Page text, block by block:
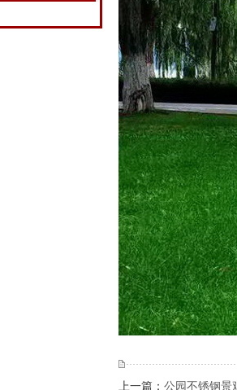
上一篇：公园不锈钢景